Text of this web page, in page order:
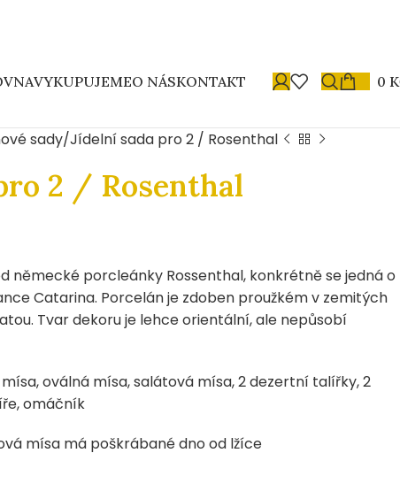
VYKUPUJEMEO NÁSKONTAKT 0
sady Jídelní sada pro 2 / Rosenthal
2 / Rosenthal
německé porcleánky Rossenthal, konkrétně se jedná o
Catarina. Porcelán je zdoben proužkém v zemitých
Tvar dekoru je lehce orientální, ale nepůsobí
oválná mísa, salátová mísa, 2 dezertní talířky, 2
omáčník
mísa má poškrábané dno od lžíce